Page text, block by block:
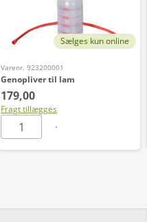
Sælges kun online
Varenr. 923200001
Genopliver til lam
179,00
Fragt tillægges